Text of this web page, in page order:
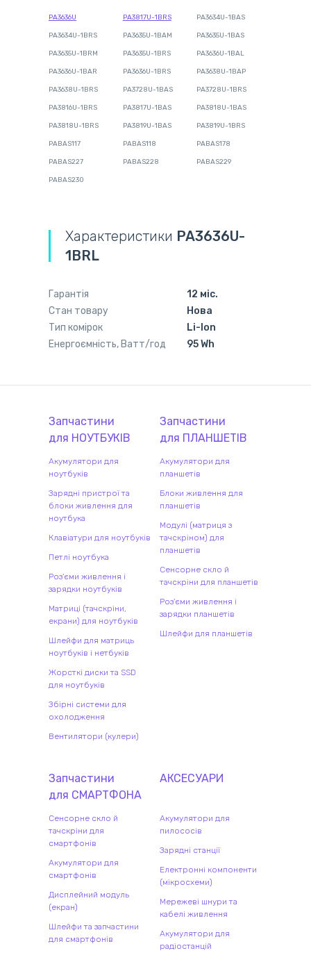
PA3636U PA3817U-1BRS PA3634U-1BAS
PA3634U-1BRS PA3635U-1BAM PA3635U-1BAS
PA3635U-1BRM PA3635U-1BRS PA3636U-1BAL
PA3636U-1BAR PA3636U-1BRS PA3638U-1BAP
PA3638U-1BRS PA3728U-1BAS PA3728U-1BRS
PA3816U-1BRS PA3817U-1BAS PA3818U-1BAS
PA3818U-1BRS PA3819U-1BAS PA3819U-1BRS
PABAS117 PABAS118 PABAS178
PABAS227 PABAS228 PABAS229
PABAS230
Характеристики PA3636U-
1BRL
Гарантія
12 міс.
Стан товару
Нова
Тип комірок
Li-Ion
Енергоємність, Ватт/год
95 Wh
Запчастини
для НОУТБУК ІВ
Акумулятори для
ноутбуків
Зарядні пристрої та
блоки живлення для
ноутбука
Клавіатури для ноутбуків
Петлі ноутбука
Роз'єми живлення і
зарядки ноутбуків
Матриці (тачскріни,
екрани) для ноутбуків
Шлейфи для матриць
ноутбуків і нетбуків
Жорсткі диски та SSD
для ноутбуків
Збірні системи для
охолодження
Вентилятори (кулери)
Запчастини
для ПЛАНШЕТ ІВ
Акумулятори для
планшетів
Блоки живлення для
планшетів
Модулі (матриця з
тачскріном) для
планшетів
Сенсорне скло й
тачскріни для планшетів
Роз'єми живлення і
зарядки планшетів
Шлейфи для планшетів
Запчастини
для СМАРТФОНА
Сенсорне скло й
тачскріни для
смартфонів
Акумулятори для
смартфонів
Дисплейний модуль
(екран)
Шлейфи та запчастини
для смартфонів
АКСЕСУАРИ
Акумулятори для
пилососів
Зарядні станції
Електронні компоненти
(мікросхеми)
Мережеві шнури та
кабелі живлення
Акумулятори для
радіостанцій